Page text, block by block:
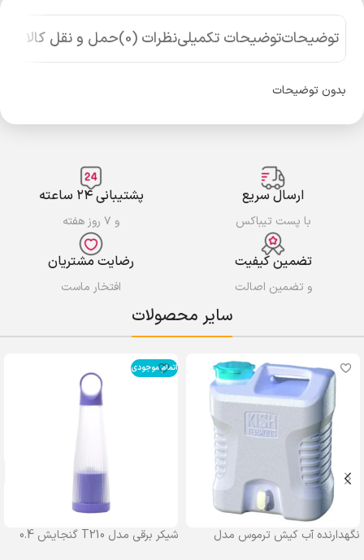
توضیحاتتوضیحات تکمیلینظرات (0) حمل و نقل کالا
بدون توضیحات
ارسال سریع
با پست تیباکس
پشتیبانی ۲۴ ساعته
و ۷ روز هفته
تضمین کیفیت
و تضمین اصالت
رضایت مشتریان
افتخار ماست
سایر محصولات
نگهدارنده آب کیش ترموس مدل
اتمام موجودی
شیکر برقی مدل T210 گنجایش 0.4